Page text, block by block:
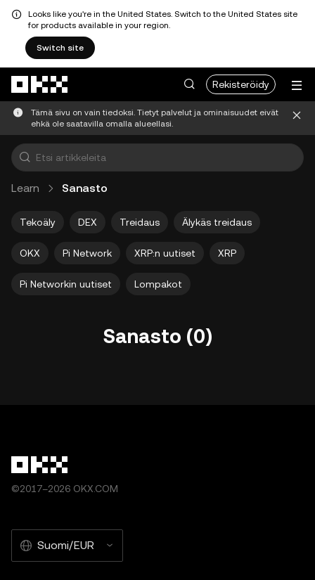
Looks like you're in the United States. Switch to the United States site
for products available in your region.
Switch site
Rekisteröidy
Tämä sivu on vain tiedoksi. Tietyt palvelut ja ominaisuudet eivät
ehkä ole saatavilla omalla alueellasi.
Learn Sanasto
Tekoäly DEX Treidaus Älykäs treidaus
OKX Pi Network XRP:n uutiset XRP
Pi Networkin uutiset Lompakot
Sanasto (0)
©2017–2026 OKX.COM
Suomi/EUR